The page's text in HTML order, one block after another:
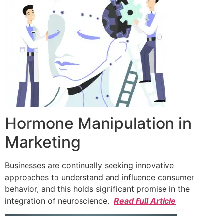
Hormone Manipulation in
Marketing
Businesses are continually seeking innovative
approaches to understand and influence consumer
behavior, and this holds significant promise in the
integration of neuroscience. Read Full Article